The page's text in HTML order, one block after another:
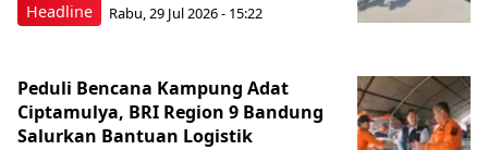
Headline Rabu, 29 Jul 2026 - 15:22
Peduli Bencana Kampung Adat
Ciptamulya, BRI Region 9 Bandung
Salurkan Bantuan Logistik